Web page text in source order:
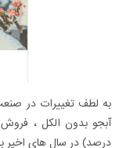
به لطف تغییرات در
درصد) در سال های اخیر